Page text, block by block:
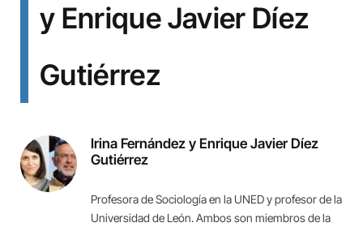
y Enrique Javier Díez
Gutiérrez
Irina Fernández y Enrique Javier Díez
Gutiérrez
Profesora de Sociología en la UNED y profesor de la
Universidad de León. Ambos son miembros de la